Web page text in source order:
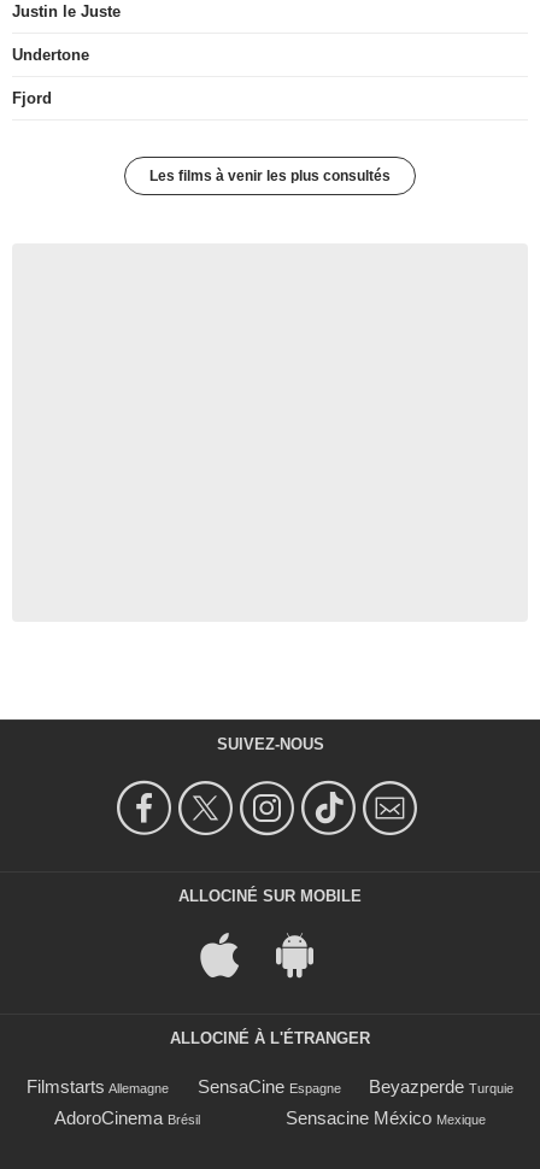
Justin le Juste
Undertone
Fjord
Les films à venir les plus consultés
SUIVEZ-NOUS
ALLOCINÉ SUR MOBILE
ALLOCINÉ À L'ÉTRANGER
Filmstarts Allemagne SensaCine Espagne Beyazperde Turquie
AdoroCinema Brésil Sensacine México Mexique